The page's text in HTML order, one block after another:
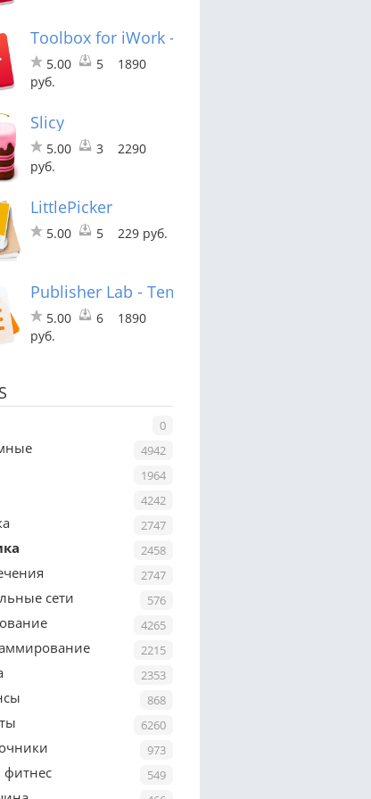
Toolbox for iWork - Templates
5.00 5
1890
руб.
Slicy
5.00 3
2290
руб.
LittlePicker
5.00 5 229 руб.
Publisher Lab - Templates
5.00 6
1890
руб.
0
4942
1964
4242
2747
2458
2747
576
сети
4265
2215
2353
868
6260
973
549
фитнес